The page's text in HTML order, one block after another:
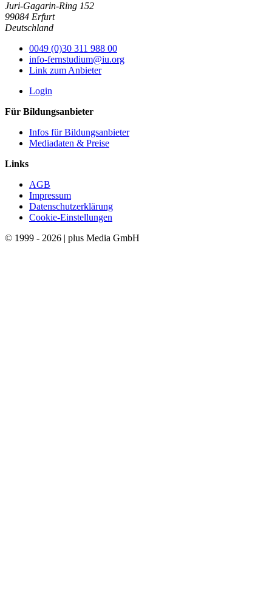
Juri-Gagarin-Ring 152
99084 Erfurt
Deutschland
0049 (0)30 311 988 00
info-fernstudium@iu.org
Link zum Anbieter
Login
Für Bildungsanbieter
Infos für Bildungsanbieter
Mediadaten & Preise
Links
AGB
Impressum
Datenschutzerklärung
Cookie-Einstellungen
© 1999 - 2026 | plus Media GmbH